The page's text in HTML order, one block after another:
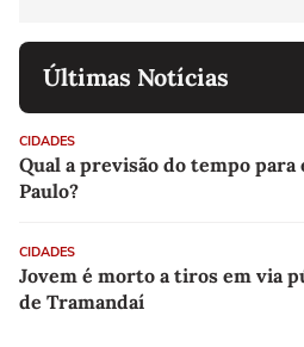
Últimas Notícias
CIDADES
Qual a previsão do tempo para
Paulo?
CIDADES
Jovem é morto a tiros em via
de Tramandaí